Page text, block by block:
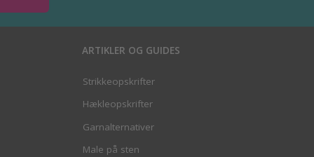
ARTIKLER OG GUIDES
Strikkeopskrifter
Hækleopskrifter
Garnalternativer
Male på sten